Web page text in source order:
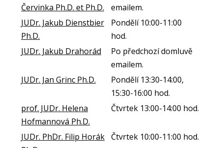
Červinka Ph.D. et Ph.D.
emailem.
JUDr. Jakub Dienstbier
Ph.D.
Pondělí 10:00-11:00
hod.
JUDr. Jakub Drahorád
Po předchozí domluvě
emailem.
JUDr. Jan Grinc Ph.D.
Pondělí 13:30-14:00,
15:30-16:00 hod.
prof. JUDr. Helena
Hofmannová Ph.D.
Čtvrtek 13:00-14:00 hod.
JUDr. PhDr. Filip Horák
Čtvrtek 10:00-11:00 hod.